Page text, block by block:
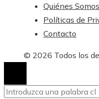
Quiénes Somos
Políticas de
Contacto
© 2026 Todos los